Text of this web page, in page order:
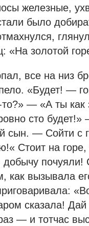
железные,
было
«На золотой
все на низ
«Будет! —
— «А ты как
сто
сын. — Сойти с
Стоит на
почуяли!
как вызывала
сказала!
— и тотчас